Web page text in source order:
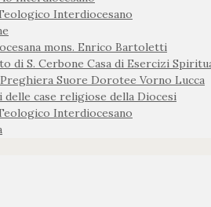
Interdiocesano
mons. Enrico Bartoletti
di S. Cerbone Casa di Esercizi
Preghiera Suore Dorotee Vorno Lucca
delle case religiose della Diocesi
Interdiocesano